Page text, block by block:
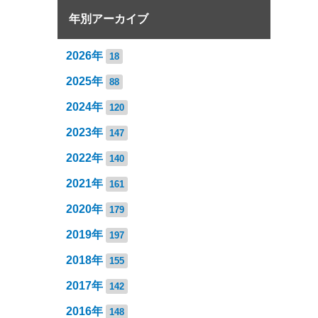
年別アーカイブ
2026年 18
2025年 88
2024年 120
2023年 147
2022年 140
2021年 161
2020年 179
2019年 197
2018年 155
2017年 142
2016年 148